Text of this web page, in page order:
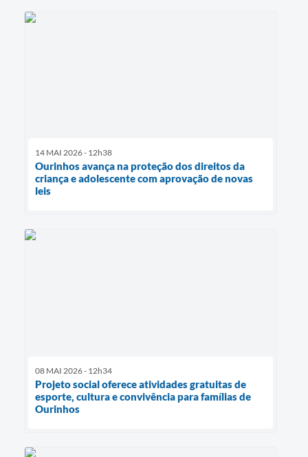
14 MAI 2026 - 12h38
Ourinhos avança na proteção dos direitos da
criança e adolescente com aprovação de novas
leis
08 MAI 2026 - 12h34
Projeto social oferece atividades gratuitas de
esporte, cultura e convivência para famílias de
Ourinhos